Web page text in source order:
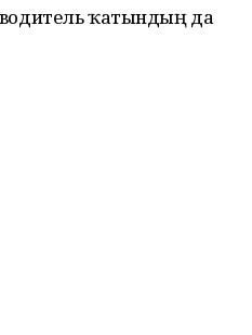
ҡатындың да